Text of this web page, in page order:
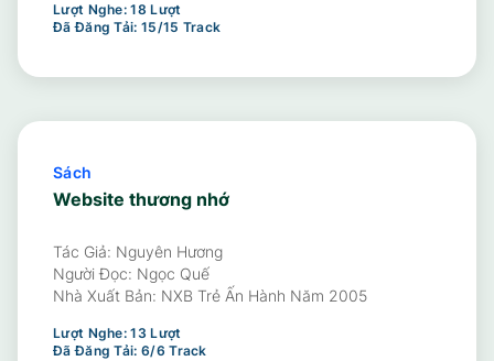
Lượt Nghe:18 Lượt
Đã Đăng Tải:15/15 Track
Sách
Website thương nhớ
Tác Giả: Nguyên Hương
Người Đọc: Ngọc Quế
Nhà Xuất Bản: NXB Trẻ Ấn Hành Năm 2005
Lượt Nghe:13 Lượt
Đã Đăng Tải:6/6 Track